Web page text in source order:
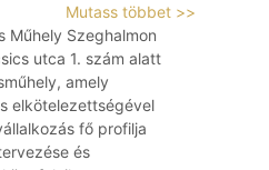
Mutass többet >>
Műhely Szeghalmon
utca 1. szám alatt
amely
elkötelezettségével
fő profilja
és